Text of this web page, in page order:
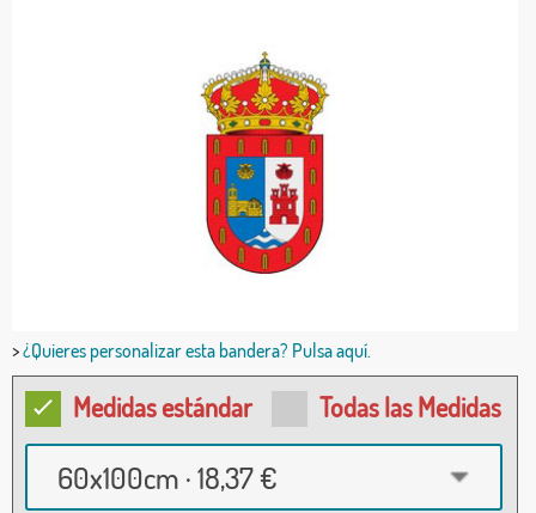
>¿Quieres personalizar esta bandera? Pulsa aquí.
Medidas estándar Todas las Medidas
60x100cm · 18,37 €